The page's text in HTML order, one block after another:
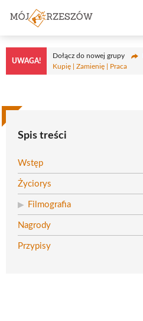
treści
UWAGA!
Dołącz do nowej grupy
Kupię | Zamienię | Praca
Spis treści
Wstęp
Życiorys
Filmografia
Nagrody
Przypisy